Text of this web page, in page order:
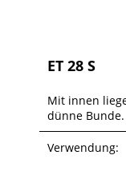
ET 28 S
Mit innen
dünne Bunde.
Verwendung: